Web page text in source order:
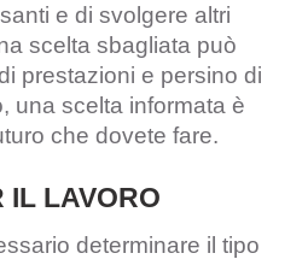
e di svolgere altri
scelta sbagliata può
prestazioni e persino di
una scelta informata è
che dovete fare.
IL LAVORO
determinare il tipo